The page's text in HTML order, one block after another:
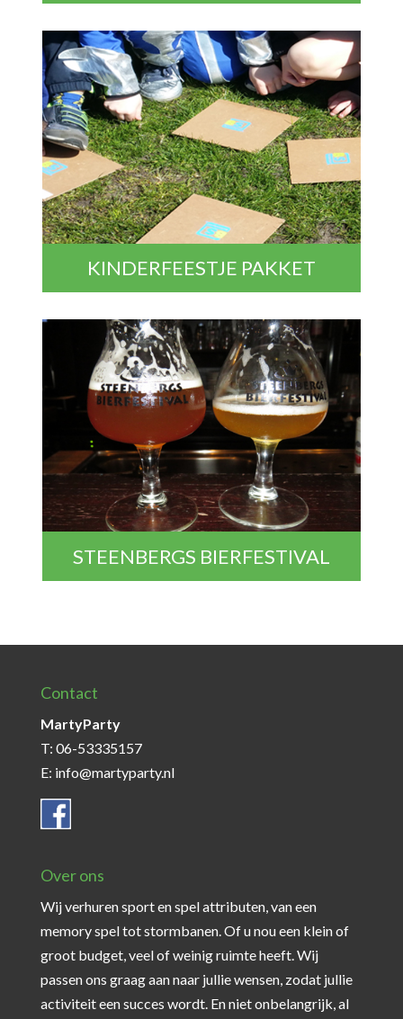
KINDERFEESTJE PAKKET
STEENBERGS BIERFESTIVAL
Contact
MartyParty
T: 06-53335157
E: info@martyparty.nl
Over ons
Wij verhuren sport en spel attributen, van een
memory spel tot stormbanen. Of u nou een klein of
groot budget, veel of weinig ruimte heeft. Wij
passen ons graag aan naar jullie wensen, zodat jullie
activiteit een succes wordt. En niet onbelangrijk, al